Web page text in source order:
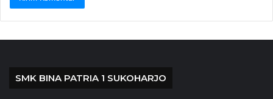
SMK BINA PATRIA 1 SUKOHARJO